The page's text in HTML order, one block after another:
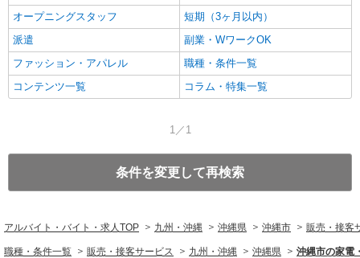
オープニングスタッフ
短期（3ヶ月以内）
派遣
副業・WワークOK
ファッション・アパレル
職種・条件一覧
コンテンツ一覧
コラム・特集一覧
1／1
条件を変更して再検索
アルバイト・バイト・求人TOP 九州・沖縄 沖縄県 沖縄市 販売・接客
職種・条件一覧 販売・接客サービス 九州・沖縄 沖縄県 沖縄市の家電